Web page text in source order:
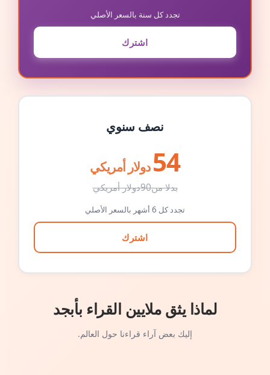
تجدد كل سنة بالسعر الأصلي
اشترك
نصف سنوي
54 دولار أمريكي
بدلا من90دولار أمريكي
تجدد كل 6 أشهر بالسعر الأصلي
اشترك
لماذا يثق ملايين القراء بأبجد
إليك بعض آراء قراءنا حول العالم.